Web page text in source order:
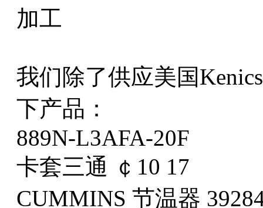
加工
我们除了供应美国
下产品：
889N-L3AFA-20F
卡套三通 ￠10 17
CUMMINS 节温器